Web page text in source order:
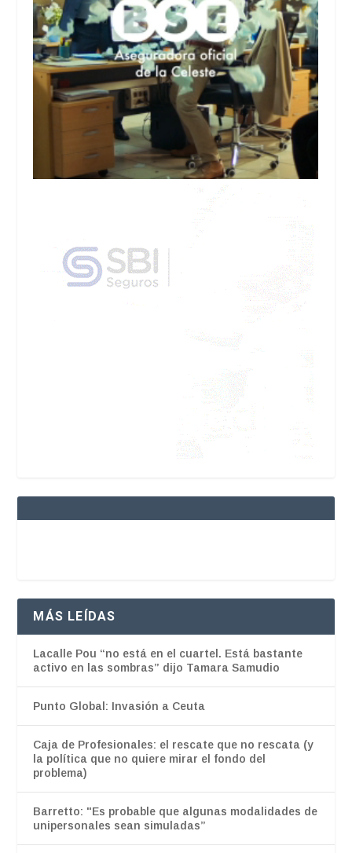
MÁS LEÍDAS
Lacalle Pou “no está en el cuartel. Está bastante
activo en las sombras” dijo Tamara Samudio
Punto Global: Invasión a Ceuta
Caja de Profesionales: el rescate que no rescata (y
la política que no quiere mirar el fondo del
problema)
Barretto: "Es probable que algunas modalidades de
unipersonales sean simuladas”